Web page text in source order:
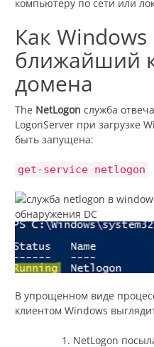
компьютеру по сети или
Как
ближайший
домена
The NetLogon служба
LogonServer при загрузке
быть запущена:
get-service netlogon
В упрощенном виде
клиентом Windows
NetLogon